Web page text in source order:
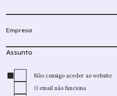
Assunto
Não consigo aceder ao website
O email não funciona